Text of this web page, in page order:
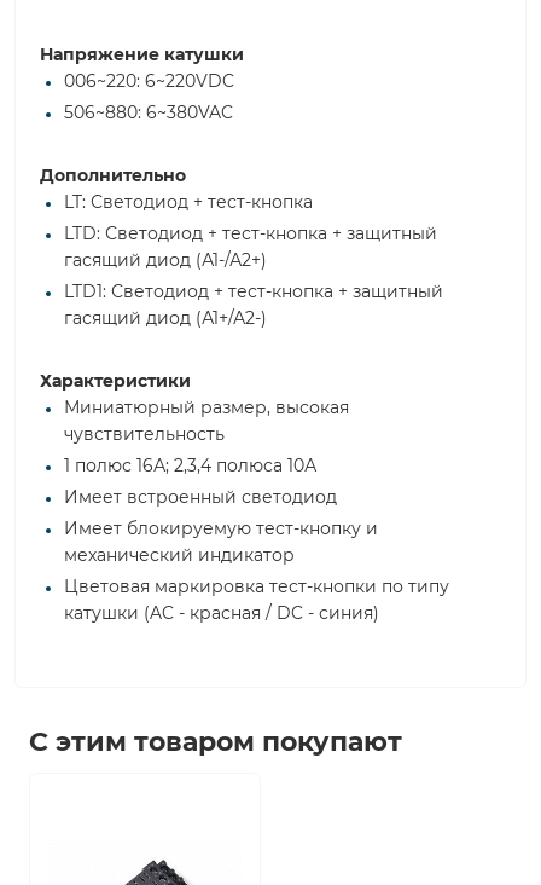
Напряжение катушки
006~220: 6~220VDC
506~880: 6~380VAC
Дополнительно
LT: Светодиод + тест-кнопка
LTD: Светодиод + тест-кнопка + защитный
гасящий диод (А1-/А2+)
LTD1: Светодиод + тест-кнопка + защитный
гасящий диод (А1+/А2-)
Характеристики
Миниатюрный размер, высокая
чувствительность
1 полюс 16А; 2,3,4 полюса 10А
Имеет встроенный светодиод
Имеет блокируемую тест-кнопку и
механический индикатор
Цветовая маркировка тест-кнопки по типу
катушки (AC - красная / DC - синия)
С этим товаром покупают